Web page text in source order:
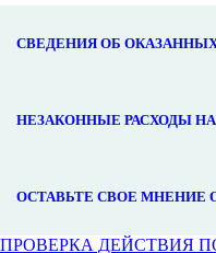
СВЕДЕНИЯ ОБ
НЕЗАКОННЫЕ РАСХОДЫ
ОСТАВЬТЕ СВОЕ
ПРОВЕРКА ДЕЙСТВИЯ